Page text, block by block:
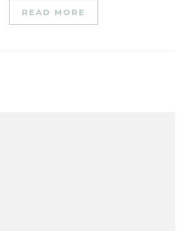
READ MORE